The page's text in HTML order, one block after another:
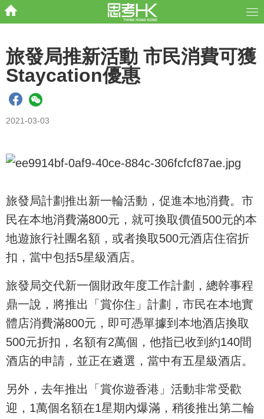
旅發局推新活動 市民消費可獲
Staycation優惠
2021-03-03
旅發局計劃推出新一輪活動，促進本地消費。市
民在本地消費滿800元，就可換取價值500元的本
地遊旅行社團名額，或者換取500元酒店住宿折
扣，當中包括5星級酒店。
旅發局交代新一個財政年度工作計劃，總幹事程
鼎一說，將推出「賞你住」計劃，市民在本地實
體店消費滿800元，即可憑單據到本地酒店換取
500元折扣，名額有2萬個，他指已收到約140間
酒店的申請，並正在遴選，當中有五星級酒店。
另外，去年推出「賞你遊香港」活動非常受歡
迎，1萬個名額在1星期內爆滿，稍後推出第二輪